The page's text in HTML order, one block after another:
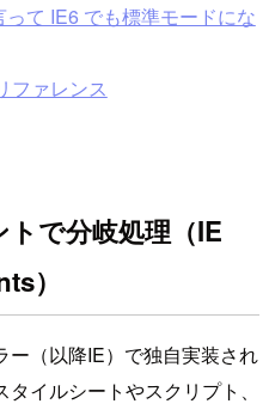
て IE6 でも標準モードにな
ファレンス
で分岐処理（IE
）
ー（以降IE）で独自実装され
イルシートやスクリプト、